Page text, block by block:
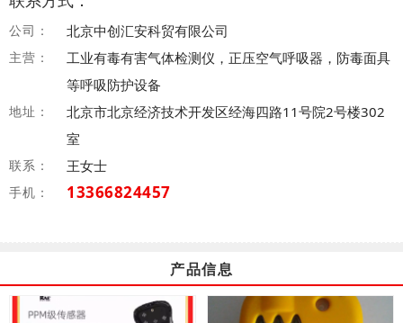
公司： 北京中创汇安科贸有限公司
主营：
工业有毒有害气体检测仪，正压空气呼吸器，防毒面具
等呼吸防护设备
地址：
北京市北京经济技术开发区经海四路11号院2号楼302
室
联系： 王女士
手机： 13366824457
产品信息